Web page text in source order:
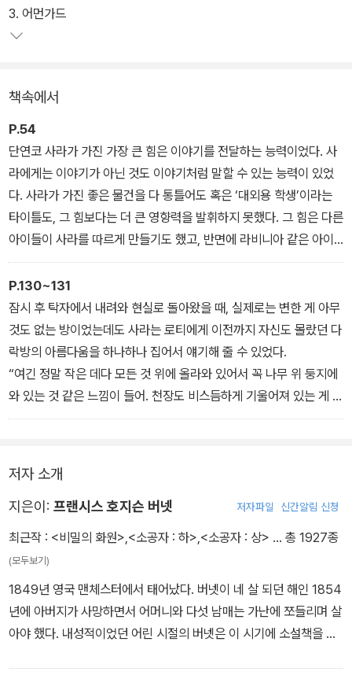
하게 된다. 특별 기숙생으로 공주 대접을 받으면서도 겸손함과 다른
사람에 대한 배려를 잃지 않는 사라는 학교에서 가장 주목받는 학생
그러나 열한 살 생일날, 아빠의 죽음과 파산으로 자신이 오갈 데 없는
거지 신세가 되었다는 청천벽력 같은 소식을 듣게 된다. 민친 교장은
사라를 누추한 다락방으로 쫓아 보내고 학교의 온갖 궂은일을 시키며
그간의 악감정을 푸는데….
3. 어먼가드
책속에서
P.54
단연코 사라가 가진 가장 큰 힘은 이야기를 전달하는 능력이었다. 사
라에게는 이야기가 아닌 것도 이야기처럼 말할 수 있는 능력이 있었
다. 사라가 가진 좋은 물건을 다 통틀어도 혹은 ‘대외용 학생’이라는
타이틀도, 그 힘보다는 더 큰 영향력을 발휘하지 못했다. 그 힘은 다른
아이들이 사라를 따르게 만들기도 했고, 반면에 라비니아 같은 아이
들에게는 자기도 모르게 이야기에 매료되면서도 사라를 끝없이 질투
하게 만들기도 했다.
이야기를 잘하는 아이와 함께 학교를 다녀 본 사람이라면 그 힘이 어
떤 의미를 지니는지 잘 알 것이다. 얼마나 많은 아이들이 뒤를 졸졸 쫓
아다니면서 이야기를 해 달라고 조르는지. 얼마나 많은 아이들이 주
위에 모여들고 또 다들 얼마나 그 무리에 섞이길 희망하는지. 사라는
이야기를 잘할 수 있었을 뿐만 아니라 스스로도 이야기해 주는 것을
무척이나 좋아했다.
P.130~131
잠시 후 탁자에서 내려와 현실로 돌아왔을 때, 실제로는 변한 게 아무
것도 없는 방이었는데도 사라는 로티에게 이전까지 자신도 몰랐던 다
락방의 아름다움을 하나하나 집어서 얘기해 줄 수 있었다.
“여긴 정말 작은 데다 모든 것 위에 올라와 있어서 꼭 나무 위 둥지에
와 있는 것 같은 느낌이 들어. 천장도 비스듬하게 기울어져 있는 게 정
말 재미있지 않니? 있지, 방 저쪽 끝에서는 천장이 너무 낮아서 일어
가 나는 날에는 하늘에 조그만 분홍색 구름이 둥둥 떠다니는데, 팔을
뻗으면 그대로 손에 닿을 것 같은 느낌이 들어. 그리고 비가 올 때는
천장을 두드리는 빗소리가 마치 따뜻한 목소리로 나한테 말을 건네는
듯한 기분이 드는 거야. 그러다 밤이 되어서 별이 뜨면 자리에 누워서
저 창문 안에 별이 과연 몇 개나 들어갈까 세어 보는 거지. 너무 많아
서 세는 데 한참 걸리겠지? 참, 저기 구석에 있는 앙증맞은 난로를 봐.
지금은 녹슬었지만 잘 닦아서 불을 피우면 정말 예쁠 것 같지 않아?
그렇지? 여긴 정말 작고 예쁜 방이야.”
저자 소개
지은이: 프랜시스 호지슨 버넷 저자파일 신간알림 신청
최근작 : <비밀의 화원> <소공자 : 하> <소공자 : 상> … 총 1927종
(모두보기)
1849년 영국 맨체스터에서 태어났다. 버넷이 네 살 되던 해인 1854
년에 아버지가 사망하면서 어머니와 다섯 남매는 가난에 쪼들리며 살
아야 했다. 내성적이었던 어린 시절의 버넷은 이 시기에 소설책을 읽